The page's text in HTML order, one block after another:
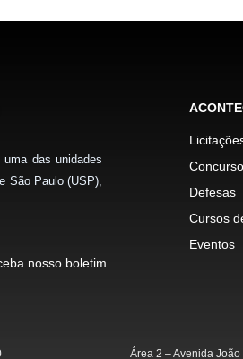
das unidades
São Paulo (USP),
nosso boletim
Defesas
Cursos
Eventos
Área 2 – Avenida